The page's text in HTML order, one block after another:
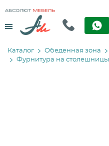
Menu
Каталог Обеденная зона
Фурнитура на столешницы